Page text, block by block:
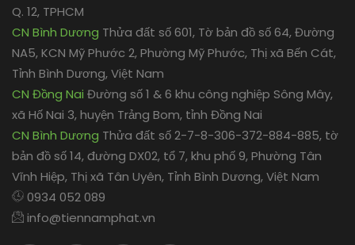
Q. 12, TPHCM
CN Bình Dương Thửa đất số 601, Tờ bản đồ số 64, Đường
NA5, KCN Mỹ Phước 2, Phường Mỹ Phước, Thị xã Bến Cát,
Tỉnh Bình Dương, Việt Nam
CN Đồng Nai Đường số 1 & 6 khu công nghiệp Sông Mây,
xã Hố Nai 3, huyện Trảng Bom, tỉnh Đồng Nai
CN Bình Dương Thửa đất số 2-7-8-306-372-884-885, tờ
bản đồ số 14, đường DX02, tổ 7, khu phố 9, Phường Tân
Vĩnh Hiệp, Thị xã Tân Uyên, Tỉnh Bình Dương, Việt Nam
0934 052 089
info@tiennamphat.vn